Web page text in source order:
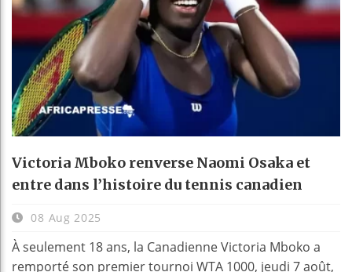
Victoria Mboko renverse Naomi Osaka et
entre dans l’histoire du tennis canadien
08 Aug 2025
À seulement 18 ans, la Canadienne Victoria Mboko a
remporté son premier tournoi WTA 1000, jeudi 7 août,